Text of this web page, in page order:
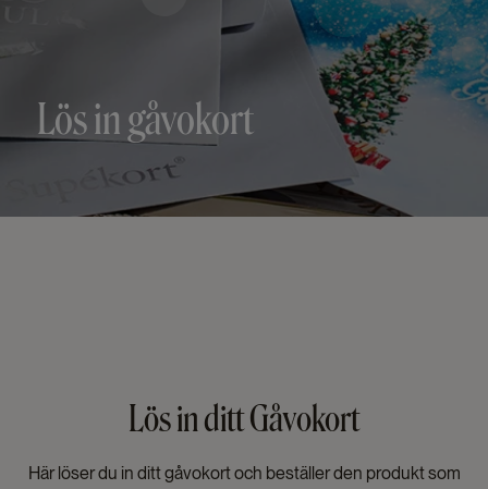
Lös in gåvokort
Lös in ditt Gåvokort
Här löser du in ditt gåvokort och beställer den produkt som